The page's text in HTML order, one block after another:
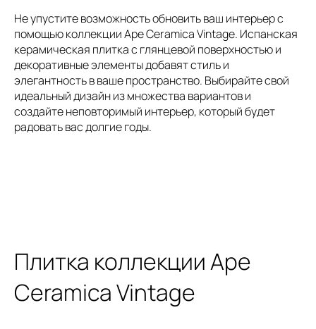
Не упустите возможность обновить ваш интерьер с
помощью коллекции Ape Ceramica Vintage. Испанская
керамическая плитка с глянцевой поверхностью и
декоративные элементы добавят стиль и
элегантность в ваше пространство. Выбирайте свой
идеальный дизайн из множества вариантов и
создайте неповторимый интерьер, который будет
радовать вас долгие годы.
Плитка коллекции Ape
Ceramica Vintage